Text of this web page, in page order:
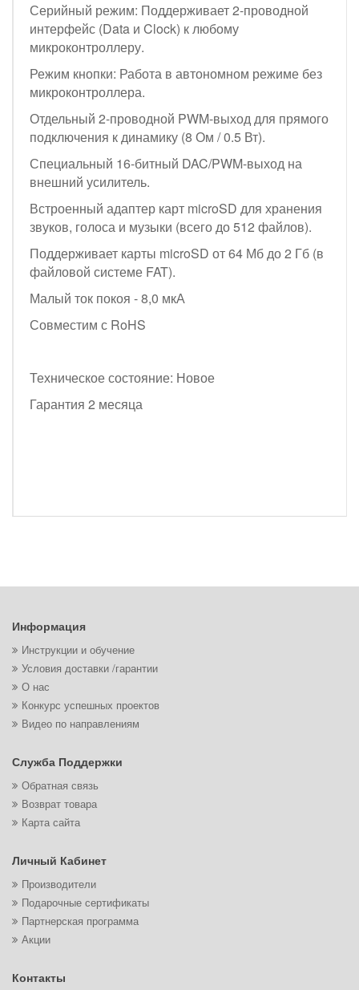
Серийный режим: Поддерживает 2-проводной
интерфейс (Data и Clock) к любому
микроконтроллеру.
Режим кнопки: Работа в автономном режиме без
микроконтроллера.
Отдельный 2-проводной PWM-выход для прямого
подключения к динамику (8 Ом / 0.5 Вт).
Специальный 16-битный DAC/PWM-выход на
внешний усилитель.
Встроенный адаптер карт microSD для хранения
звуков, голоса и музыки (всего до 512 файлов).
Поддерживает карты microSD от 64 Мб до 2 Гб (в
файловой системе FAT).
Малый ток покоя - 8,0 мкА
Совместим с RoHS
Техническое состояние: Новое
Гарантия 2 месяца
Информация
Инструкции и обучение
Условия доставки /гарантии
О нас
Конкурс успешных проектов
Видео по направлениям
Служба Поддержки
Обратная связь
Возврат товара
Карта сайта
Личный Кабинет
Производители
Подарочные сертификаты
Партнерская программа
Акции
Контакты